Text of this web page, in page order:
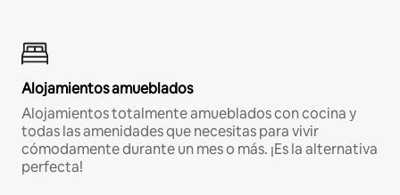
Alojamientos amueblados
Alojamientos totalmente amueblados con cocina y
todas las amenidades que necesitas para vivir
cómodamente durante un mes o más. ¡Es la alternativa
perfecta!